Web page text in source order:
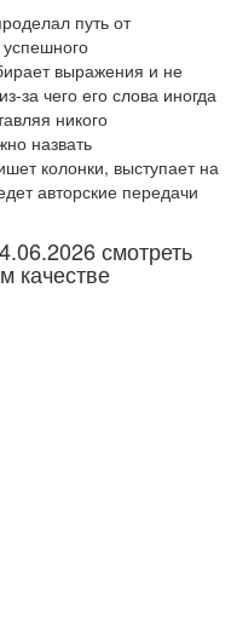
путь от
выражения и не
за чего его слова иногда
никого
назвать
колонки, выступает на
авторские передачи
смотреть
качестве